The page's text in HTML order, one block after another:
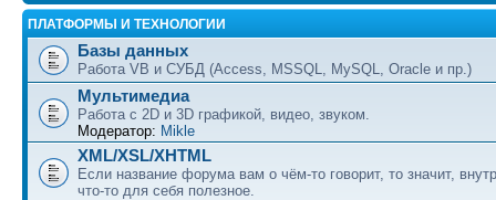
ПЛАТФОРМЫ И ТЕХНОЛОГИИ
Базы данных
Работа VB и СУБД (Access, MSSQL, MySQL, Oracle и пр.)
Мультимедиа
Работа с 2D и 3D графикой, видео, звуком.
Модератор: Mikle
XML/XSL/XHTML
Если название форума вам о чём-то говорит, то значит,
что-то для себя полезное.